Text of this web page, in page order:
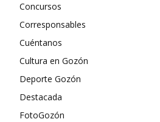
Concursos
Corresponsables
Cuéntanos
Cultura en Gozón
Deporte Gozón
Destacada
FotoGozón